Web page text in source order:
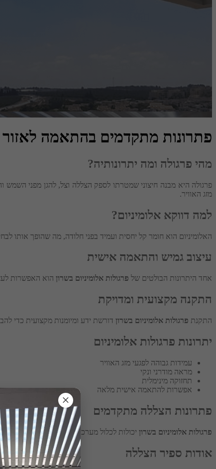
פתרונות מתקדמים בהתאמה לאזור
מהי פרגולה ומה יתרונותיה?
פרגולה היא מבנה חיצוני שמטרתו לספק הצללה וצל, להגן מפני השמש
מזג האוויר.
למה דווקא אלומיניום?
האלומיניום הוא חומר קל יחסית ועמיד בפני חלודה, מה שהופך אותו
עיצוב גמיש והתאמה אישית
אחד היתרונות הבולטים של פרגולות אלומיניום בשרון הוא האפשרות
התקנה מקצועית ומדויקת
התקנת פרגולות אלומיניום בשרון דורשת ידע ומיומנות מקצועית כדי
יתרונות פרגולות אלומיניום
עמידות גבוהה לפגעי מזג האוויר
מראה מודרני ונקי
תחזוקה מינימלית
אפשרות להתאמה אישית מלאה
פתרונות הצללה מתקדמים
פרגולות אלומיניום בשרון יכולות לכלול מערכות הצללה מתקדמות, כמו
אודות ספיר הצללה
×